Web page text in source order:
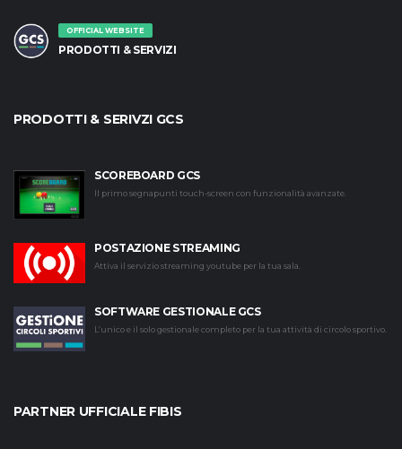
OFFICIAL WEBSITE
PRODOTTI & SERVIZI
PRODOTTI & SERIVZI GCS
SCOREBOARD GCS
Il primo segnapunti touch-screen con funzionalità avanzate.
POSTAZIONE STREAMING
Attiva il servizio streaming youtube per la tua sala.
SOFTWARE GESTIONALE GCS
L’unico e il solo gestionale completo per la tua attività di circolo sportivo.
PARTNER UFFICIALE FIBIS